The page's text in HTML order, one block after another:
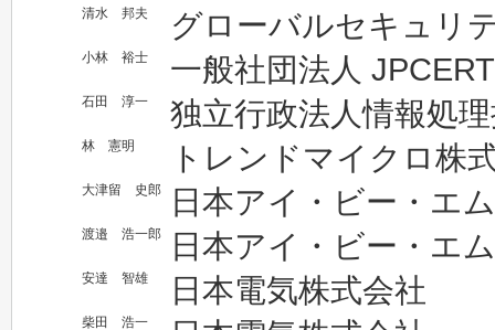
清水 邦夫 グローバルセキュリ
小林 裕士 一般社団法人
石田 淳一 独立行政法人情報処
林 憲明 トレンドマイクロ株
大津留 史郎 日本アイ・ビー・エ
渡邉 浩一郎 日本アイ・ビー・エ
安達 智雄 日本電気株式会社
柴田 浩一